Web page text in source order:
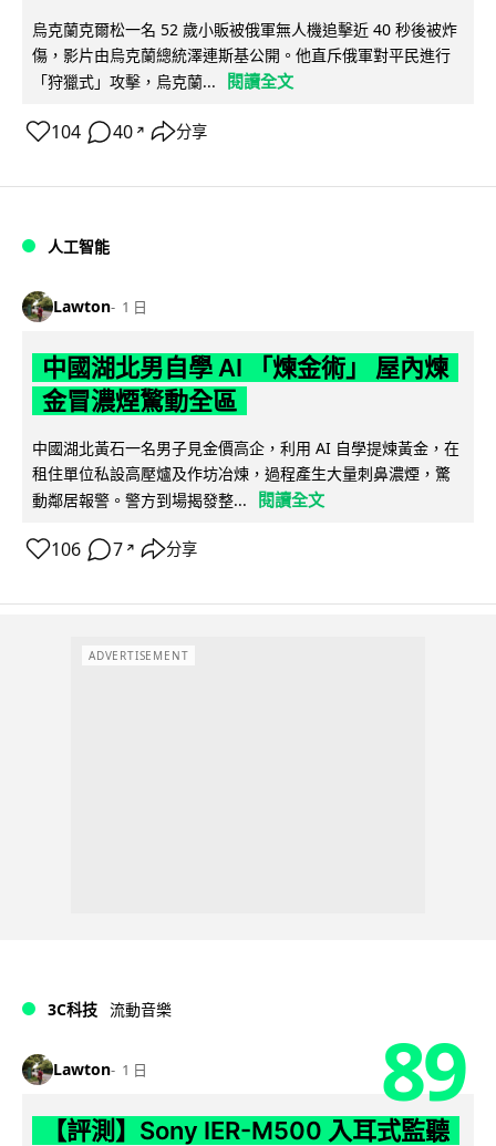
烏克蘭克爾松一名 52 歲小販被俄軍無人機追擊近 40 秒後被炸
傷，影片由烏克蘭總統澤連斯基公開。他直斥俄軍對平民進行
「狩獵式」攻擊，烏克蘭...
閱讀全文
104 40 ↗ 分享
人工智能
Lawton 1 日
中國湖北男自學 AI 「煉金術」 屋內煉
金冒濃煙驚動全區
中國湖北黃石一名男子見金價高企，利用 AI 自學提煉黃金，在
租住單位私設高壓爐及作坊冶煉，過程產生大量刺鼻濃煙，驚
動鄰居報警。警方到場揭發整...
閱讀全文
106 7 ↗ 分享
ADVERTISEMENT
3C科技 流動音樂
Lawton 1 日 89
【評測】Sony IER-M500 入耳式監聽